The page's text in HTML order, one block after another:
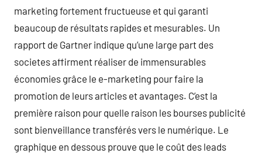
marketing fortement fructueuse et qui garanti
beaucoup de résultats rapides et mesurables. Un
rapport de Gartner indique qu’une large part des
societes affirment réaliser de immensurables
économies grâce le e-marketing pour faire la
promotion de leurs articles et avantages. C’est la
première raison pour quelle raison les bourses publicité
sont bienveillance transférés vers le numérique. Le
graphique en dessous prouve que le coût des leads